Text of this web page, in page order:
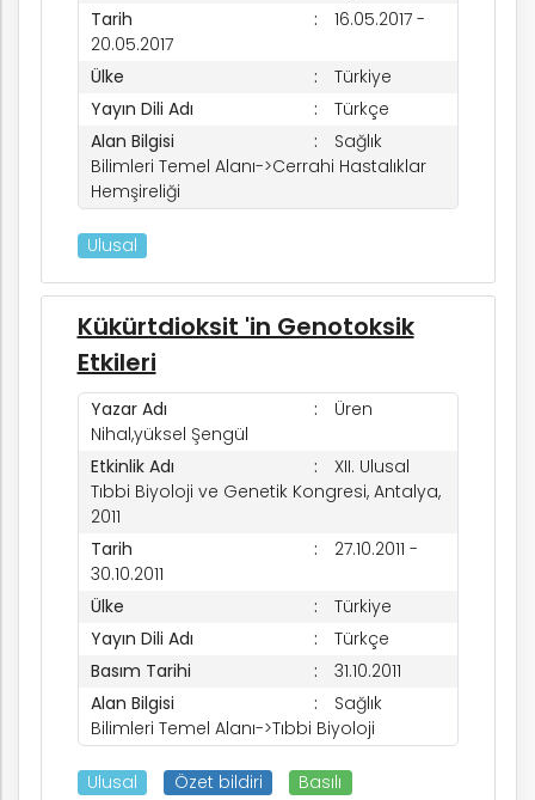
Tarih
16.05.2017 -
20.05.2017
Ülke
Türkiye
Yayın Dili Adı
Türkçe
Alan Bilgisi
Sağlık
Bilimleri Temel Alanı->Cerrahi Hastalıklar
Hemşireliği
Ulusal
Kükürtdioksit 'in Genotoksik
Etkileri
Yazar Adı
Üren
Nihal,yüksel Şengül
Etkinlik Adı
XII. Ulusal
Tıbbi Biyoloji ve Genetik Kongresi, Antalya,
2011
Tarih
27.10.2011 -
30.10.2011
Ülke
Türkiye
Yayın Dili Adı
Türkçe
Basım Tarihi
31.10.2011
Alan Bilgisi
Sağlık
Bilimleri Temel Alanı->Tıbbi Biyoloji
Ulusal Özet bildiri Basılı